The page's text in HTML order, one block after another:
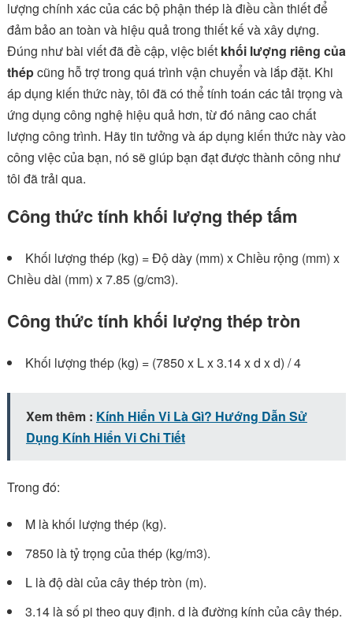
lượng chính xác của các bộ phận thép là điều cần thiết để
đảm bảo an toàn và hiệu quả trong thiết kế và xây dựng.
Đúng như bài viết đã đề cập, việc biết khối lượng riêng của
thépcũng hỗ trợ trong quá trình vận chuyển và lắp đặt. Khi
áp dụng kiến thức này, tôi đã có thể tính toán các tải trọng và
ứng dụng công nghệ hiệu quả hơn, từ đó nâng cao chất
lượng công trình. Hãy tin tưởng và áp dụng kiến thức này vào
công việc của bạn, nó sẽ giúp bạn đạt được thành công như
tôi đã trải qua.
Công thức tính khối lượng thép tấm
Khối lượng thép (kg) = Độ dày (mm) x Chiều rộng (mm) x
Chiều dài (mm) x 7.85 (g/cm3).
Công thức tính khối lượng thép tròn
Khối lượng thép (kg) = (7850 x L x 3.14 x d x d) / 4
Xem thêm : Kính Hiển Vi Là Gì? Hướng Dẫn Sử
Dụng Kính Hiển Vi Chi Tiết
Trong đó:
M là khối lượng thép (kg).
7850 là tỷ trọng của thép (kg/m3).
L là độ dài của cây thép tròn (m).
3.14 là số pi theo quy định. d là đường kính của cây thép.